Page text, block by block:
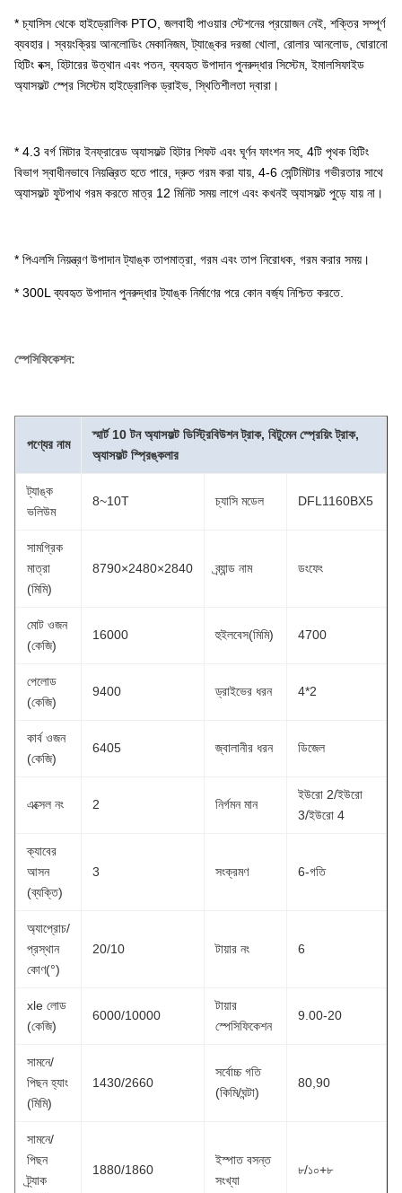
* চ্যাসিস থেকে হাইড্রোলিক PTO, জলবাহী পাওয়ার স্টেশনের প্রয়োজন নেই, শক্তির সম্পূর্ণ
ব্যবহার। স্বয়ংক্রিয় আনলোডিং মেকানিজম, ট্যাঙ্কের দরজা খোলা, রোলার আনলোড, ঘোরানো
হিটিং বক্স, হিটারের উত্থান এবং পতন, ব্যবহৃত উপাদান পুনরুদ্ধার সিস্টেম, ইমালসিফাইড
অ্যাসফল্ট স্প্রে সিস্টেম হাইড্রোলিক ড্রাইভ, স্থিতিশীলতা দ্বারা।
* 4.3 বর্গ মিটার ইনফ্রারেড অ্যাসফল্ট হিটার শিফট এবং ঘূর্ণন ফাংশন সহ, 4টি পৃথক হিটিং
বিভাগ স্বাধীনভাবে নিয়ন্ত্রিত হতে পারে, দ্রুত গরম করা যায়, 4-6 সেন্টিমিটার গভীরতার সাথে
অ্যাসফল্ট ফুটপাথ গরম করতে মাত্র 12 মিনিট সময় লাগে এবং কখনই অ্যাসফল্ট পুড়ে যায় না।
* পিএলসি নিয়ন্ত্রণ উপাদান ট্যাঙ্ক তাপমাত্রা, গরম এবং তাপ নিরোধক, গরম করার সময়।
* 300L ব্যবহৃত উপাদান পুনরুদ্ধার ট্যাঙ্ক নির্মাণের পরে কোন বর্জ্য নিশ্চিত করতে.
স্পেসিফিকেশন:
পণ্যের নাম
স্মার্ট 10 টন অ্যাসফল্ট ডিস্ট্রিবিউশন ট্রাক, বিটুমেন স্প্রেয়িং ট্রাক,
অ্যাসফল্ট স্প্রিঙ্কলার
ট্যাঙ্ক
ভলিউম
8~10T চ্যাসি মডেল DFL1160BX5
সামগ্রিক
মাত্রা
(মিমি)
8790×2480×2840 ব্র্যান্ড নাম ডংফেং
মোট ওজন
(কেজি)
16000 হুইলবেস(মিমি) 4700
পেলোড
(কেজি)
9400 ড্রাইভের ধরন 4*2
কার্ব ওজন
(কেজি)
6405 জ্বালানীর ধরন ডিজেল
এক্সেল নং 2 নির্গমন মান
ইউরো 2/ইউরো
3/ইউরো 4
ক্যাবের
আসন
(ব্যক্তি)
3 সংক্রমণ 6-গতি
অ্যাপ্রোচ/
প্রস্থান
কোণ(°)
20/10 টায়ার নং 6
xle লোড
(কেজি)
6000/10000
টায়ার
স্পেসিফিকেশন
9.00-20
সামনে/
পিছন হ্যাং
(মিমি)
1430/2660
সর্বোচ্চ গতি
(কিমি/ঘন্টা)
80,90
সামনে/
পিছন
ট্র্যাক
1880/1860
ইস্পাত বসন্ত
সংখ্যা
৮/১০+৮